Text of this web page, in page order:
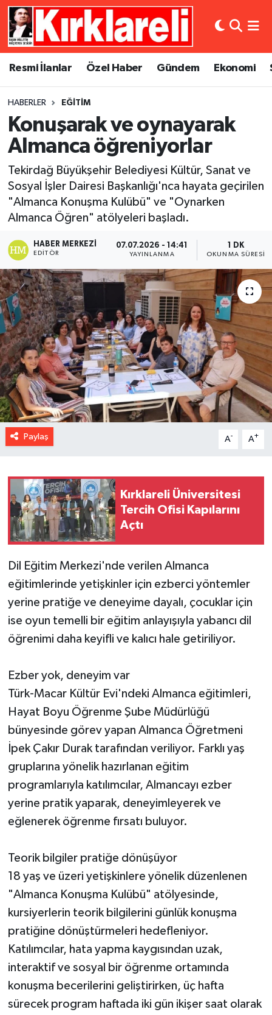
Resmi İlanlar Özel Haber Gündem Ekonomi
HABERLER EĞITIM
Konuşarak ve oynayarak
Almanca öğreniyorlar
Tekirdağ Büyükşehir Belediyesi Kültür, Sanat ve
Sosyal İşler Dairesi Başkanlığı'nca hayata geçirilen
"Almanca Konuşma Kulübü" ve "Oynarken
Almanca Öğren" atölyeleri başladı.
HABER MERKEZI
EDITÖR
07.07.2026 - 14:41
YAYINLANMA
1 DK
OKUNMA SÜRESI
Paylaş A- A+
Kırklareli Üniversitesi
Tercih Ofisi Kapılarını
Açtı
Dil Eğitim Merkezi'nde verilen Almanca
eğitimlerinde yetişkinler için ezberci yöntemler
yerine pratiğe ve deneyime dayalı, çocuklar için
ise oyun temelli bir eğitim anlayışıyla yabancı dil
öğrenimi daha keyifli ve kalıcı hale getiriliyor.
Ezber yok, deneyim var
Türk-Macar Kültür Evi'ndeki Almanca eğitimleri,
Hayat Boyu Öğrenme Şube Müdürlüğü
bünyesinde görev yapan Almanca Öğretmeni
İpek Çakır Durak tarafından veriliyor. Farklı yaş
gruplarına yönelik hazırlanan eğitim
programlarıyla katılımcılar, Almancayı ezber
yerine pratik yaparak, deneyimleyerek ve
eğlenerek öğrenme fırsatı buluyor.
Teorik bilgiler pratiğe dönüşüyor
18 yaş ve üzeri yetişkinlere yönelik düzenlenen
"Almanca Konuşma Kulübü" atölyesinde,
kursiyerlerin teorik bilgilerini günlük konuşma
pratiğine dönüştürmeleri hedefleniyor.
Katılımcılar, hata yapma kaygısından uzak,
interaktif ve sosyal bir öğrenme ortamında
konuşma becerilerini geliştirirken, üç hafta
sürecek program haftada iki gün ikişer saat olarak
Resmi İlanlar
Gündem
Siyaset
Spor
Asayiş
Dünya
Kültür Sanat
Magazin
Künye
Gizlilik Sözleşmesi
Merkez Nöbetçi Eczaneler
Merkez Trafik Yoğunluk Haritası
Süper Lig Puan Durumu ve Fikstür
Tüm Manşetler
Son Dakika Haberleri